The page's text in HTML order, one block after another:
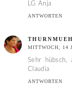
LG Anja
ANTWORTEN
MITTWOCH, 14
Sehr
Claudia
ANTWORTEN